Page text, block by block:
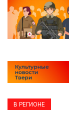
В РЕГИОНЕ